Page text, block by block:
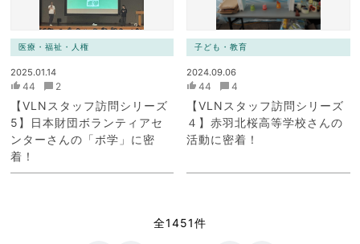
医療・福祉・人権
2025.01.14
44 2
【VLNスタッフ訪問シリーズ
5】日本財団ボランティアセ
ンターさんの「ボ学」に密
着！
子ども・教育
2024.09.06
44 4
【VLNスタッフ訪問シリーズ
４】赤羽北桜高等学校さんの
活動に密着！
全1451件